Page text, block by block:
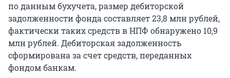
по данным бухучета, размер дебиторской
задолженности фонда составляет 23,8 млн рублей,
фактически таких средств в НПФ обнаружено 10,9
млн рублей. Дебиторская задолженность
сформирована за счет средств, переданных
фондом банкам.